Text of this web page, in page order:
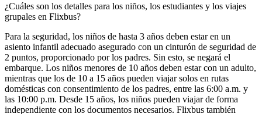
¿Cuáles son los detalles para los niños, los estudiantes y los viajes
grupales en Flixbus?
Para la seguridad, los niños de hasta 3 años deben estar en un
asiento infantil adecuado asegurado con un cinturón de seguridad de
2 puntos, proporcionado por los padres. Sin esto, se negará el
embarque. Los niños menores de 10 años deben estar con un adulto,
mientras que los de 10 a 15 años pueden viajar solos en rutas
domésticas con consentimiento de los padres, entre las 6:00 a.m. y
las 10:00 p.m. Desde 15 años, los niños pueden viajar de forma
independiente con los documentos necesarios. Flixbus también